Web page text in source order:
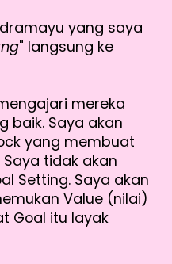
yang saya
" langsung ke
mereka
baik. Saya akan
yang membuat
tidak akan
Setting. Saya akan
Value (nilai)
Goal itu layak